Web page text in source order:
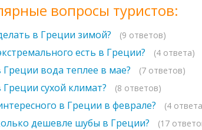
вопросы туристов:
в Греции зимой? (9 ответов)
есть в Греции? (4 ответа)
Греции вода теплее в мае? (7 ответов)
Греции сухой климат? (8 ответов)
в Греции в феврале? (4
дешевле шубы в Греции? (17